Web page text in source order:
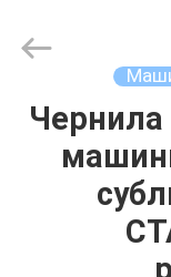
ГЛАВНАЯ
СТРАНИЦА
Supplier
Rights
Reserved.Чернила